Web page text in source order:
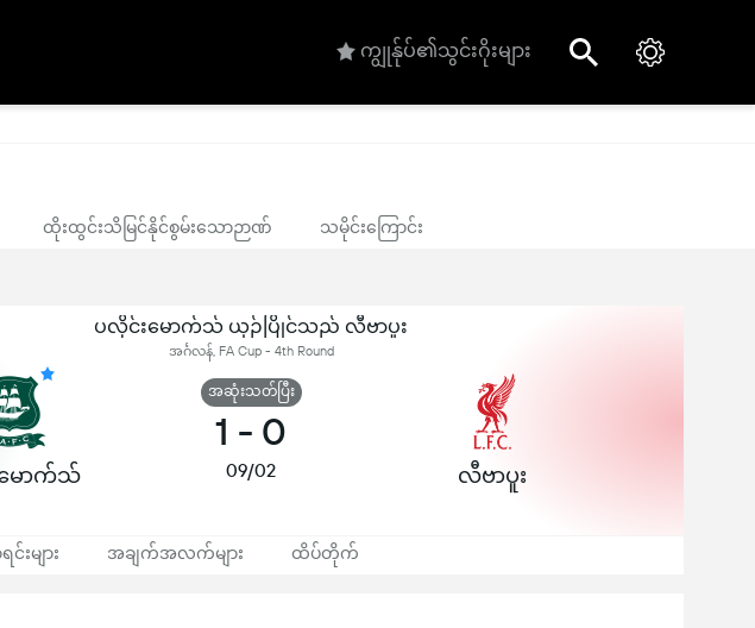
ကျွုန်ုပ်၏သွင်းဂိုးများ
ထိုးထွင်းသိမြင်နိုင်စွမ်းသောဉာဏ် သမိုင်းကြောင်း
ပလိုင်းမောက်သ် ယှဉ်ပြိုင်သည် လီဗာပူး
အင်္ဂလန်, FA Cup - 4th Round
ောက်သ်
အဆုံးသတ်ပြီး
1 - 0
09/02 လီဗာပူး
များ အချက်အလက်များ ထိပ်တိုက်